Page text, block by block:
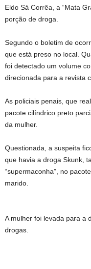
Eldo Sá Corrêa, a “Mata
porção de droga.
Segundo o boletim de
que está preso no local.
foi detectado um volume
direcionada para a revista
As policiais penais, que
pacote cilíndrico preto
da mulher.
Questionada, a suspeita
que havia a droga Skunk,
“supermaconha”, no
marido.
A mulher foi levada para a
drogas.